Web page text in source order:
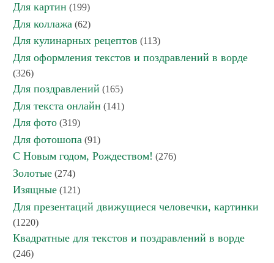
Для картин (199)
Для коллажа (62)
Для кулинарных рецептов (113)
Для оформления текстов и поздравлений в ворде
(326)
Для поздравлений (165)
Для текста онлайн (141)
Для фото (319)
Для фотошопа (91)
С Новым годом, Рождеством! (276)
Золотые (274)
Изящные (121)
Для презентаций движущиеся человечки, картинки
(1220)
Квадратные для текстов и поздравлений в ворде
(246)